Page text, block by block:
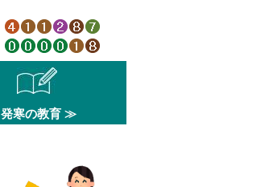
発寒の教育 ≫